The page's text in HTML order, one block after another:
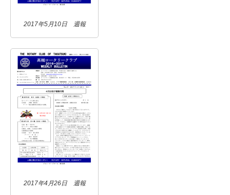
2017年5月10日 週報
2017年4月26日 週報